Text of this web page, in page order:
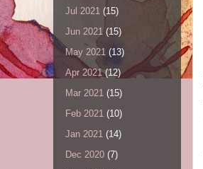
Jul 2021 (15)
Jun 2021(15)
May 2021 (13)
Apr 2021(12)
Mar 2021 (15)
Feb 2021 (10)
Jan 2021 (14)
Dec 2020 (7)